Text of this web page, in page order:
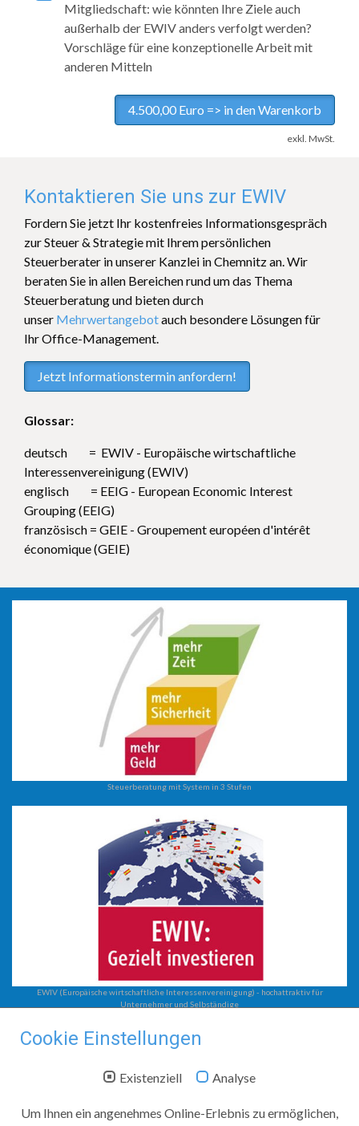
Mitgliedschaft: wie könnten Ihre Ziele auch
außerhalb der EWIV anders verfolgt werden?
Vorschläge für eine konzeptionelle Arbeit mit
anderen Mitteln
4.500,00 Euro => in den Warenkorb
exkl. MwSt.
Kontaktieren Sie uns zur EWIV
Fordern Sie jetzt Ihr kostenfreies Informationsgespräch
zur Steuer & Strategie mit Ihrem persönlichen
Steuerberater in unserer Kanzlei in Chemnitz an. Wir
beraten Sie in allen Bereichen rund um das Thema
Steuerberatung und bieten durch
unser Mehrwertangebotauch besondere Lösungen für
Ihr Office-Management.
Jetzt Informationstermin anfordern!
Glossar:
deutsch = EWIV - Europäische wirtschaftliche
Interessenvereinigung (EWIV)
englisch = EEIG - European Economic Interest
Grouping (EEIG)
französisch = GEIE - Groupement européen d'intérêt
économique (GEIE)
Steuerberatung mit System in 3 Stufen
EWIV (Europäische wirtschaftliche Interessenvereinigung) - hochattraktiv für
Unternehmer und Selbständige
Steuerberatung
Unternehmensberatung
Steuerkanzlei Jobst
Cookie Einstellungen
Existenziell Analyse
Um Ihnen ein angenehmes Online-Erlebnis zu ermöglichen,